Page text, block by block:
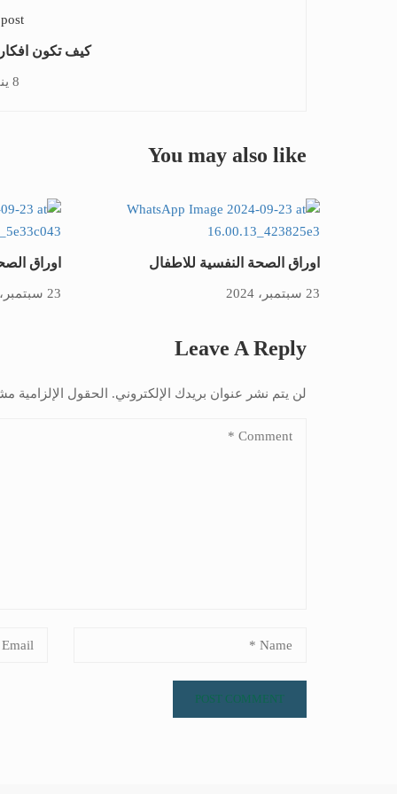
كيف تكون
8 يناير، 2019
You may also like
اوراق الصحة النفسية للاطفال
23 سبتمبر، 2024
اوراق
23 سبتمبر، 2024
Leave A Reply
لن يتم نشر عنوان بريدك الإلكتروني. الحقول الإلزامية